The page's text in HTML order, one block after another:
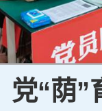
党“荫”